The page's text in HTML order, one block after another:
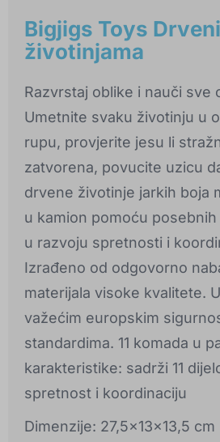
Bigjigs Toys
životinjama
Razvrstaj oblike i nauči sve
Umetnite svaku životinju u
rupu, provjerite jesu li
zatvorena, povucite uzicu
drvene životinje jarkih boja
u kamion pomoću
u razvoju spretnosti i
Izrađeno od odgovorno
materijala visoke kvalitete.
važećim europskim
standardima. 11 komada u
karakteristike: sadrži 11
spretnost i koordinaciju
Dimenzije: 27,5x13x13,5 cm